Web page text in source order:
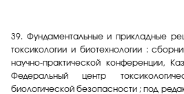
39. Фундаментальные и прикладные
токсикологии и биотехнологии :
научно-практической конференции,
Федеральный центр
биологической безопасности ; под